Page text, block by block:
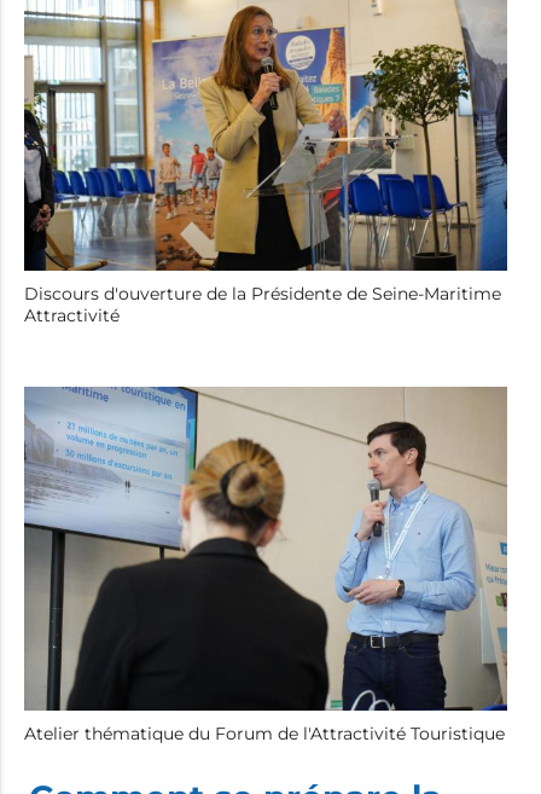
Discours d'ouverture de la Présidente de Seine-Maritime
Attractivité
Atelier thématique du Forum de l'Attractivité Touristique